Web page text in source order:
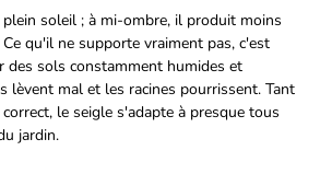
soleil ; à mi-ombre, il produit moins
qu'il ne supporte vraiment pas, c'est
des sols constamment humides et
lèvent mal et les racines pourrissent. Tant
le seigle s'adapte à presque tous
jardin.